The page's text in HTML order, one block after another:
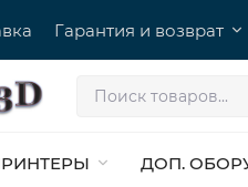
Гарантия и возврат
ДОП.